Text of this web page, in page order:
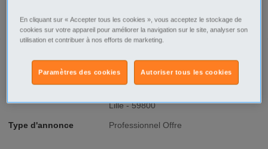
Ville/Code postal
Nord-Pas-de-Calais
Nord
Lille - 59800
Type d'annonce Professionnel Offre
Signaler cette annonce
En cliquant sur « Accepter tous les cookies », vous acceptez le stockage de
cookies sur votre appareil pour améliorer la navigation sur le site, analyser son
utilisation et contribuer à nos efforts de marketing.
Autoriser tous les cookies
Paramètres des cookies